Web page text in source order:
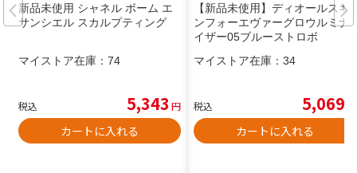
新品未使用 シャネル ボーム エ
サンシエル スカルプティング
マイストア在庫： 74
税込 5,343 円
カートに入れる
【新品未使用】ディオールスキ
ンフォーエヴァーグロウルミナ
イザー05ブルーストロボ
マイストア在庫： 34
税込 5,069
カートに入れる